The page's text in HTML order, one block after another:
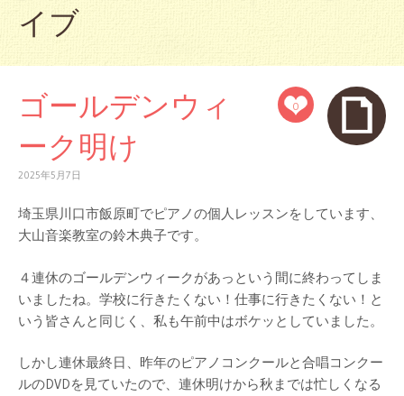
イブ
0
ゴールデンウィ
ーク明け
2025年5月7日
埼玉県川口市飯原町でピアノの個人レッスンをしています、
大山音楽教室の鈴木典子です。
４連休のゴールデンウィークがあっという間に終わってしま
いましたね。学校に行きたくない！仕事に行きたくない！と
いう皆さんと同じく、私も午前中はボケッとしていました。
しかし連休最終日、昨年のピアノコンクールと合唱コンクー
ルのDVDを見ていたので、連休明けから秋までは忙しくなる